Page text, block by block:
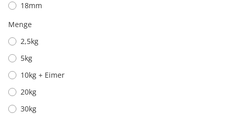
18mm
Menge
2,5kg
5kg
10kg + Eimer
20kg
30kg